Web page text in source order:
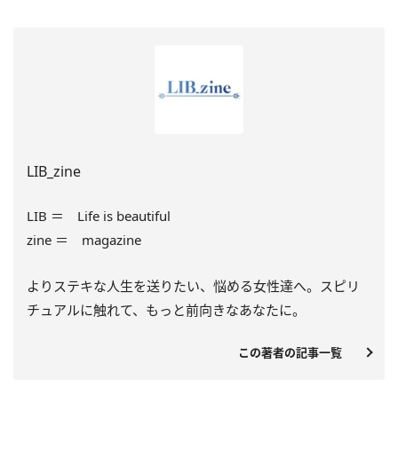
LIB_zine
LIB ＝ Life is beautiful
zine ＝ magazine
よりステキな人生を送りたい、悩める女性達へ。スピリ
チュアルに触れて、もっと前向きなあなたに。
この著者の記事一覧